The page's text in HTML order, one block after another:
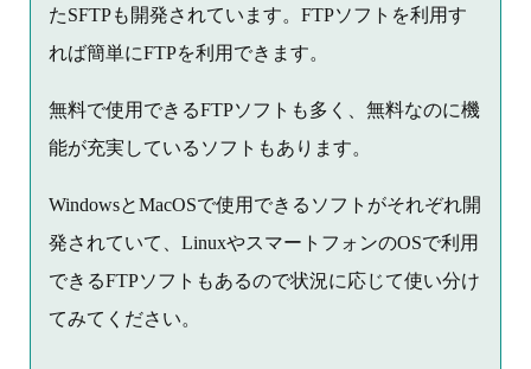
たSFTPも開発されています。FTPソフトを利用す
れば簡単にFTPを利用できます。
無料で使用できるFTPソフトも多く、無料なのに機
能が充実しているソフトもあります。
WindowsとMacOSで使用できるソフトがそれぞれ開
発されていて、LinuxやスマートフォンのOSで利用
できるFTPソフトもあるので状況に応じて使い分け
てみてください。